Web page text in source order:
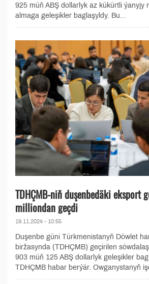
925 müň ABŞ dollarlyk az kükürtli ýanyjy
almaga geleşikler baglaşyldy. Bu...
TDHÇMB-niň duşenbedäki eksport
milliondan geçdi
19.11.2024 - 10:55
Duşenbe güni Türkmenistanyň Döwlet
biržasynda (TDHÇMB) geçirilen
903 müň 125 ABŞ dollarlyk geleşikler
TDHÇMB habar berýär. Owganystanyň